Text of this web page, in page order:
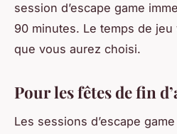
session d’escape game
90 minutes. Le temps de
que vous aurez choisi.
Pour les fêtes de fin
Les sessions d’escape